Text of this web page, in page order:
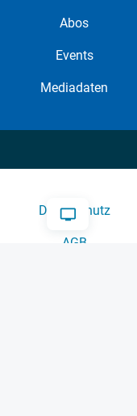
Abos
Events
Mediadaten
Datenschutz
AGB